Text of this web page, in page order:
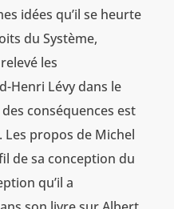
idées qu’il se heurte
du Système,
les
Henri Lévy dans le
conséquences est
propos de Michel
de sa conception du
qu’il a